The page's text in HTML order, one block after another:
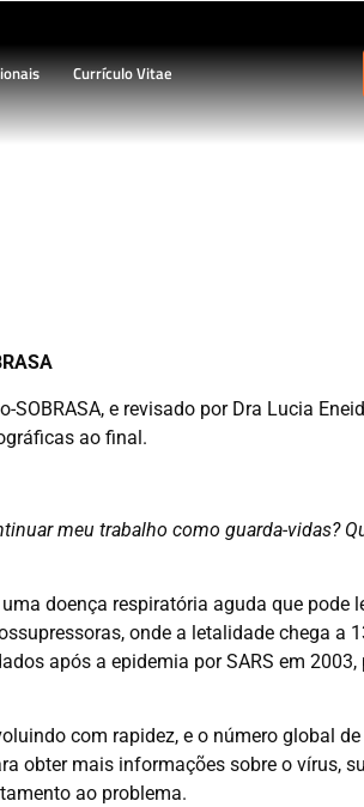
Currículo Vitae
e revisado por Dra Lucia
ao final.
meu trabalho como guarda-vidas?
doença respiratória aguda que pode
onde a letalidade chega a
após a epidemia por SARS em 2003,
com rapidez, e o número global
obter mais informações sobre o vírus,
ao problema.